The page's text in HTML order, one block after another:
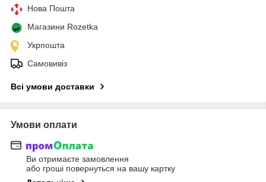
Нова Пошта
Магазини Rozetka
Укрпошта
Самовивіз
Всі умови доставки
Умови оплати
Ви отримаєте замовлення
або гроші повернуться на вашу картку